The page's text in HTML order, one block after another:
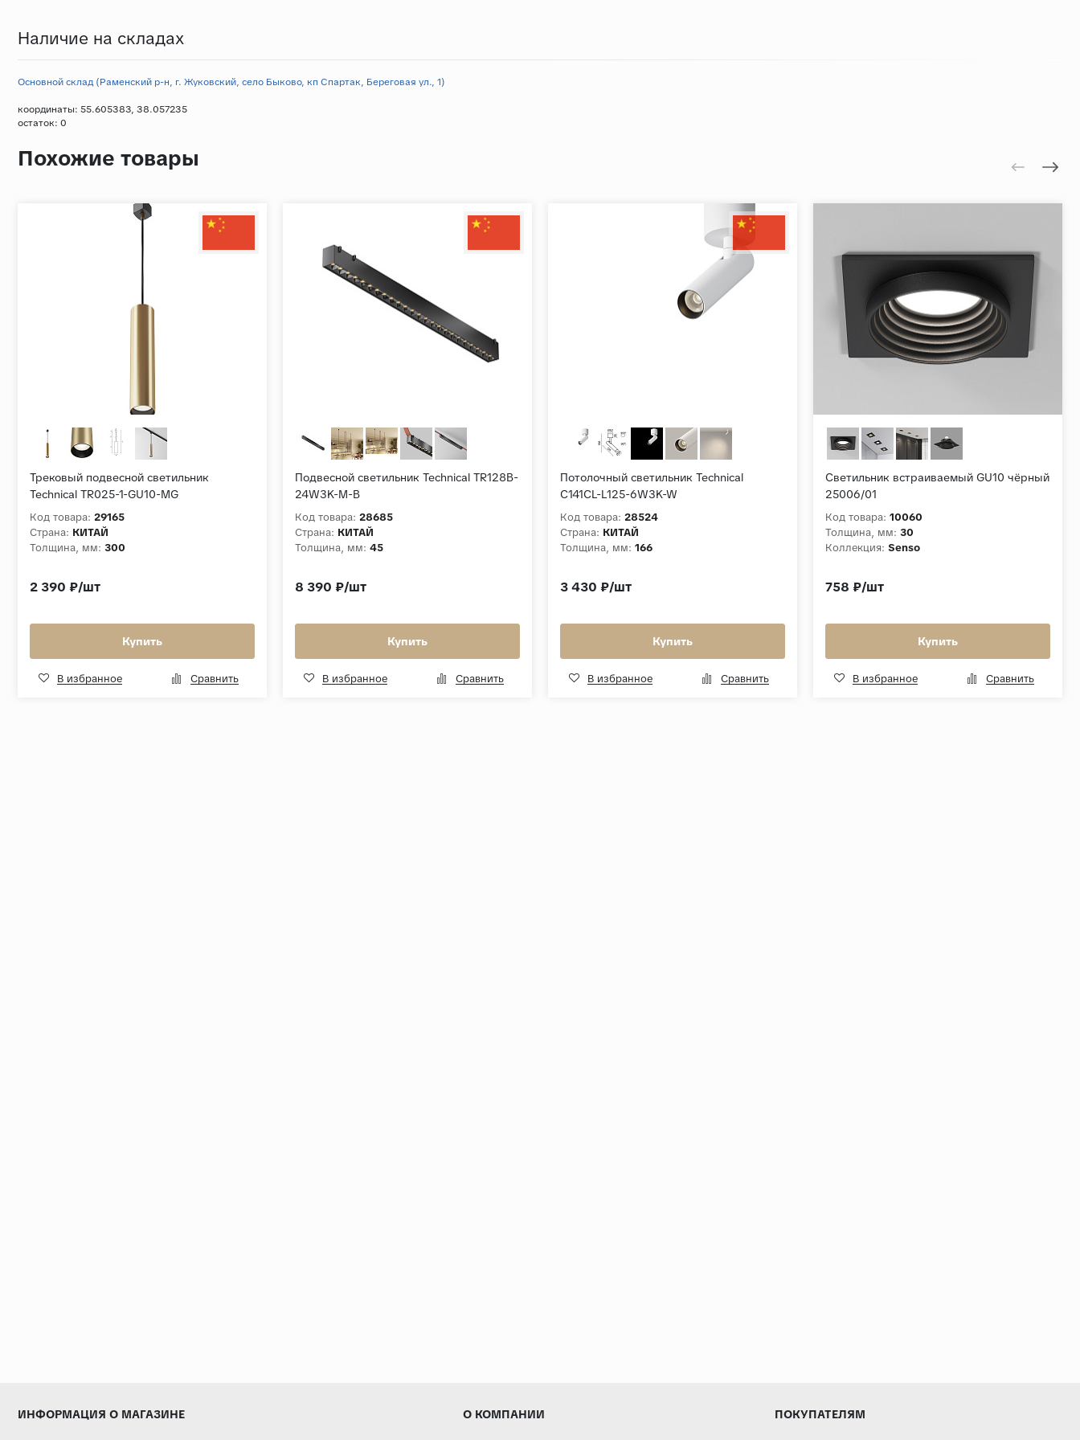
Наличие на складах
Основной склад (Раменский р-н, г. Жуковский, село Быково, кп Спартак, Береговая ул., 1)
координаты: 55.605383, 38.057235
остаток: 0
Похожие товары
Трековый подвесной светильник
Technical TR025-1-GU10-MG
Код товара: 29165
Страна: КИТАЙ
Толщина, мм: 300
2 390 ₽/шт
Купить
В избранное Сравнить
Подвесной светильник Technical TR128B-
24W3K-M-B
Код товара: 28685
Страна: КИТАЙ
Толщина, мм: 45
8 390 ₽/шт
Купить
В избранное Сравнить
Потолочный светильник Technical
C141CL-L125-6W3K-W
Код товара: 28524
Страна: КИТАЙ
Толщина, мм: 166
3 430 ₽/шт
Купить
В избранное Сравнить
Светильник встраиваемый GU10 чёрный
25006/01
Код товара: 10060
Толщина, мм: 30
Коллекция: Senso
758 ₽/шт
Купить
В избранное Сравнить
ИНФОРМАЦИЯ О МАГАЗИНЕ О КОМПАНИИ ПОКУПАТЕЛЯМ